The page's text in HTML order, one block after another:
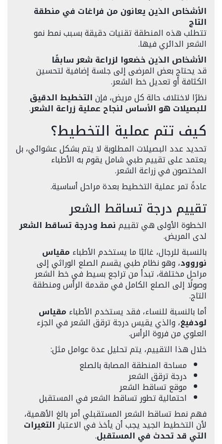
الأشخاص الذين يعانون من فراغات في منطقة
التاج
تتطلب هذه المنطقة تقنيات دقيقة بسبب نمط نمو
الشعر الدائري فيها.
الأشخاص الذين خضعوا لزراعة شعر سابقًا
قد يحتاج بعض المرضى إلى جلسة إضافية لتحسين
الكثافة أو تعديل خط الشعر.
نظرًا لاختلاف حالة كل مريض، فإنالتخطيط الدقيق
للبصيلات هو الأساس لنجاح عملية زراعة الشعر.
كيف تتم عملية التخطيط؟
تحديد عدد البصيلات المطلوبة لا يتم بشكل عشوائي، بل
يعتمد على تقييم طبي شامل يقوم به الأطباء
المختصون في زراعة الشعر.
عادةً تمر عملية التخطيط بعدة مراحل أساسية.
تقييم درجة تساقط الشعر
الخطوة الأولى هي تقييمنمط ودرجة تساقط الشعر
لدى المريض.
بالنسبة للرجال، غالبًا ما يستخدم الأطباء مقياس
نوروود، وهو نظام طبي يقسم الصلع الوراثي إلى
مراحل مختلفة، تبدأ من تراجع بسيط في خط الشعر
وصولًا إلى الصلع الكامل في مقدمة الرأس ومنطقة
التاج.
أما بالنسبة للنساء، فقد يستخدم الأطباء مقياس
لودفيغ، والذي يقيس درجة ترقق الشعر في الجزء
العلوي من فروة الرأس.
خلال هذا التقييم، يتم تحليل عدة عوامل مثل:
مساحة المنطقة المصابة بالصلع
درجة ترقق الشعر
موقع تساقط الشعر
احتمالية تطور تساقط الشعر في المستقبل
فهم نمط تساقط الشعر المستقبلي أمر بالغ الأهمية،
لأن التخطيط الجيد يجب أن يأخذ في الاعتبارالتغيرات
التي قد تحدث في المستقبل.